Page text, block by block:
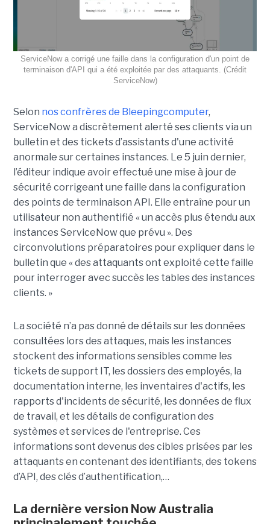
ServiceNow a corrigé une faille dans la configuration d'un point de
terminaison d'API qui a été exploitée par des attaquants. (Crédit
ServiceNow)
Selon nos confrères de Bleepingcomputer,
ServiceNow a discrètement alerté ses clients via un
bulletin et des tickets d’assistants d'une activité
anormale sur certaines instances. Le 5 juin dernier,
l’éditeur indique avoir effectué une mise à jour de
sécurité corrigeant une faille dans la configuration
des points de terminaison API. Elle entraîne pour un
utilisateur non authentifié « un accès plus étendu aux
instances ServiceNow que prévu ». Des
circonvolutions préparatoires pour expliquer dans le
bulletin que « des attaquants ont exploité cette faille
pour interroger avec succès les tables des instances
clients. »
La société n’a pas donné de détails sur les données
consultées lors des attaques, mais les instances
stockent des informations sensibles comme les
tickets de support IT, les dossiers des employés, la
documentation interne, les inventaires d'actifs, les
rapports d'incidents de sécurité, les données de flux
de travail, et les détails de configuration des
systèmes et services de l'entreprise. Ces
informations sont devenus des cibles prisées par les
attaquants en contenant des identifiants, des tokens
d’API, des clés d’authentification,…
La dernière version Now Australia